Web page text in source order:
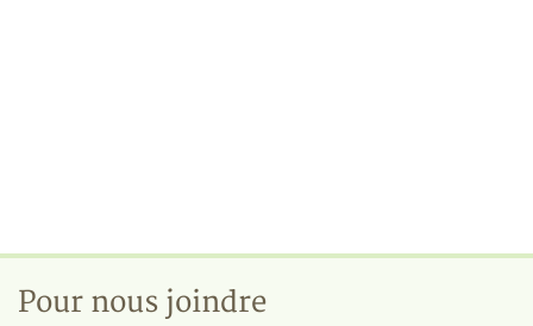
Pour nous joindre